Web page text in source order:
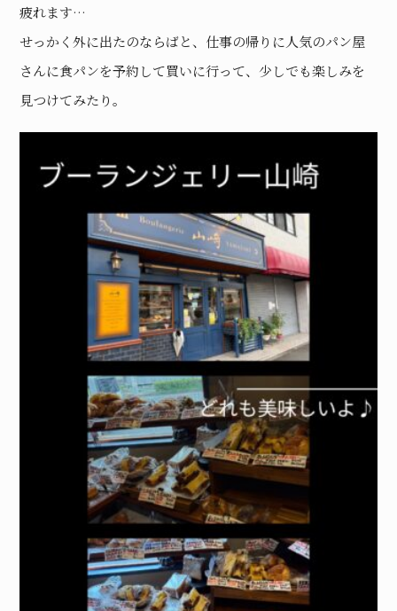
疲れます…
せっかく外に出たのならばと、仕事の帰りに人気のパン屋
さんに食パンを予約して買いに行って、少しでも楽しみを
見つけてみたり。